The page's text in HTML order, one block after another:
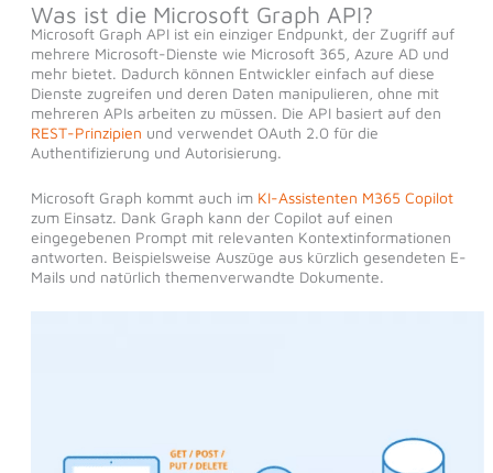
Was ist die Microsoft Graph API?
Microsoft Graph API ist ein einziger Endpunkt, der Zugriff auf
mehrere Microsoft-Dienste wie Microsoft 365, Azure AD und
mehr bietet. Dadurch können Entwickler einfach auf diese
Dienste zugreifen und deren Daten manipulieren, ohne mit
mehreren APIs arbeiten zu müssen. Die API basiert auf den
REST-Prinzipien und verwendet OAuth 2.0 für die
Authentifizierung und Autorisierung.
Microsoft Graph kommt auch im KI-Assistenten M365 Copilot
zum Einsatz. Dank Graph kann der Copilot auf einen
eingegebenen Prompt mit relevanten Kontextinformationen
antworten. Beispielsweise Auszüge aus kürzlich gesendeten E-
Mails und natürlich themenverwandte Dokumente.